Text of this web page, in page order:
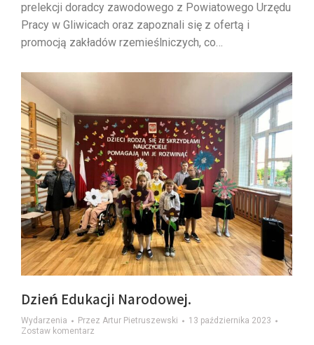
prelekcji doradcy zawodowego z Powiatowego Urzędu
Pracy w Gliwicach oraz zapoznali się z ofertą i
promocją zakładów rzemieślniczych, co…
Dzień Edukacji Narodowej.
Wydarzenia Przez Artur Pietruszewski
13 października 2023
Zostaw komentarz